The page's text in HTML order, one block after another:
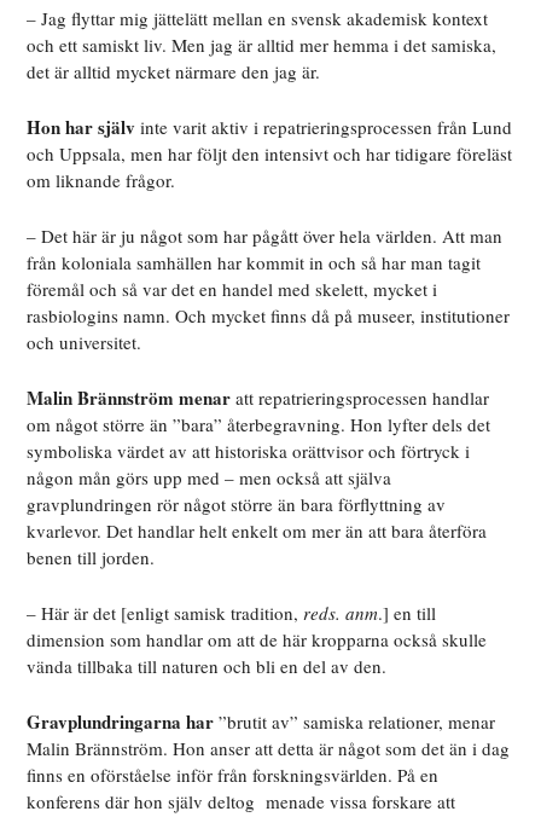
– Jag flyttar mig jättelätt mellan en svensk akademisk kontext
och ett samiskt liv. Men jag är alltid mer hemma i det samiska,
det är alltid mycket närmare den jag är.
Hon har självinte varit aktiv i repatrieringsprocessen från Lund
och Uppsala, men har följt den intensivt och har tidigare föreläst
om liknande frågor.
– Det här är ju något som har pågått över hela världen. Att man
från koloniala samhällen har kommit in och så har man tagit
föremål och så var det en handel med skelett, mycket i
rasbiologins namn. Och mycket finns då på museer, institutioner
och universitet.
Malin Brännström menar att repatrieringsprocessen handlar
om något större än ”bara” återbegravning. Hon lyfter dels det
symboliska värdet av att historiska orättvisor och förtryck i
någon mån görs upp med – men också att själva
gravplundringen rör något större än bara förflyttning av
kvarlevor. Det handlar helt enkelt om mer än att bara återföra
benen till jorden.
– Här är det [enligt samisk tradition, reds. anm.] en till
dimension som handlar om att de här kropparna också skulle
vända tillbaka till naturen och bli en del av den.
Gravplundringarna har”brutit av” samiska relationer, menar
Malin Brännström. Hon anser att detta är något som det än i dag
finns en oförståelse inför från forskningsvärlden. På en
konferens där hon själv deltog menade vissa forskare att